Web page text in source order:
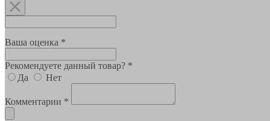
Ваша оценка *
Рекомендуете данный товар? *
Да
Нет
Комментарии *